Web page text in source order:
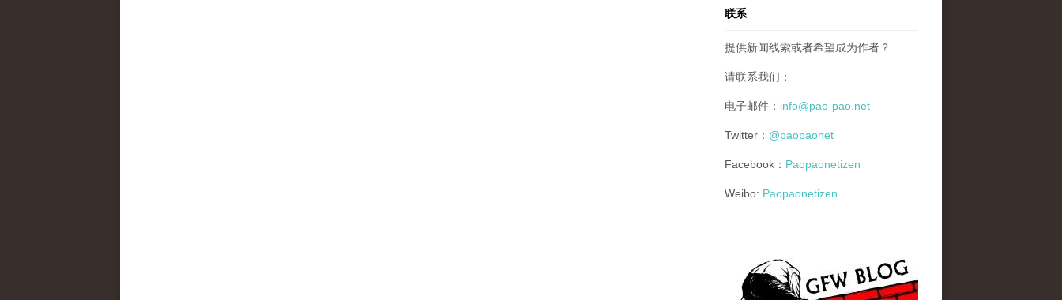
联系
提供新闻线索或者希望成为作者？
请联系我们：
电子邮件： info@pao-pao.net
Twitter： @paopaonet
Facebook： Paopaonetizen
Weibo: Paopaonetizen
gfw_blog_small.jpg